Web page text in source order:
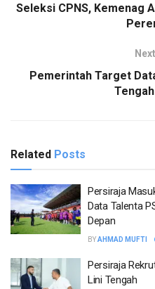
Seleksi CPNS, Kemenag
Pemerintah Target
Related Posts
Persiraja
Data Talenta
Depan
BYAHMAD MUFTI
Persiraja
Lini Tengah